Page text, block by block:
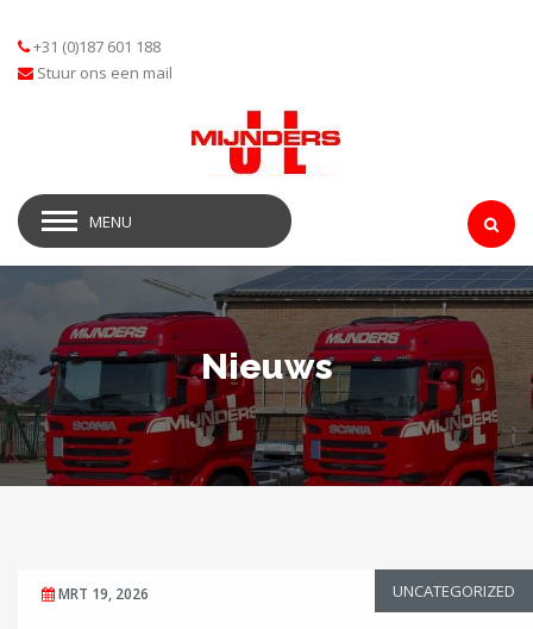
+31 (0)187 601 188
Stuur ons een mail
MENU
Nieuws
MRT 19, 2026 UNCATEGORIZED